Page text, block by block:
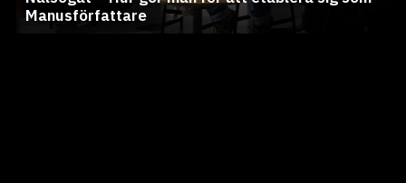
Manusförfattare